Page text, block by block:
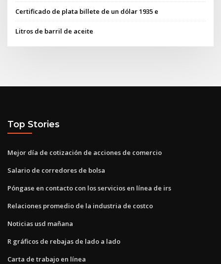
Certificado de plata billete de un dólar 1935 e
Litros de barril de aceite
Top Stories
Mejor día de cotización de acciones de comercio
Salario de corredores de bolsa
Póngase en contacto con los servicios en línea de irs
Relaciones promedio de la industria de costco
Noticias usd mañana
R gráficos de rebajas de lado a lado
Carta de trabajo en línea